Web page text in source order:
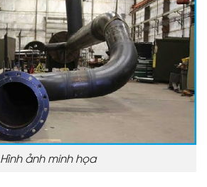
Hình ảnh minh họa